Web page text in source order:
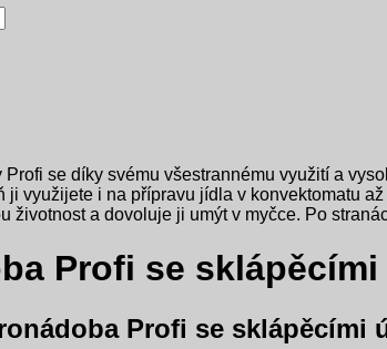
Profi se díky svému všestrannému využití a
ji využijete i na přípravu jídla v konvektomatu
životnost a dovoluje ji umýt v myčce. Po
Profi se sklápěcími
Profi se sklápěcími